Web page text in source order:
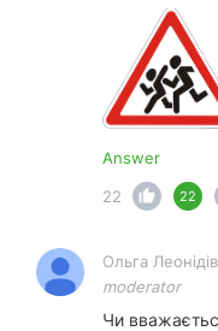
Answer
22
22
Ольга
moderator
Чи